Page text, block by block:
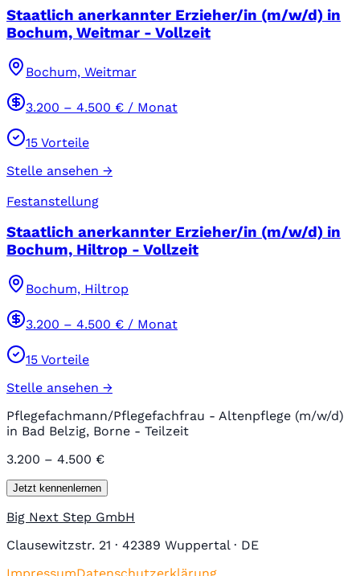
Staatlich anerkannter Erzieher/in (m/w/d) in
Bochum, Weitmar - Vollzeit
Bochum, Weitmar
3.200 – 4.500 € / Monat
15 Vorteile
Stelle ansehen →
Festanstellung
Staatlich anerkannter Erzieher/in (m/w/d) in
Bochum, Hiltrop - Vollzeit
Bochum, Hiltrop
3.200 – 4.500 € / Monat
15 Vorteile
Stelle ansehen →
Pflegefachmann/Pflegefachfrau - Altenpflege (m/w/d)
in Bad Belzig, Borne - Teilzeit
3.200 – 4.500 €
Jetzt kennenlernen
Big Next Step GmbH
Clausewitzstr. 21 · 42389 Wuppertal · DE